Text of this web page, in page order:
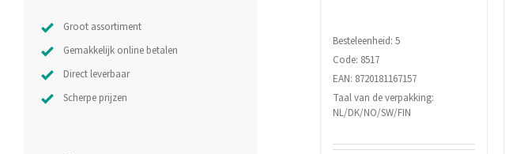
Besteleenheid: 5
Code: 8517
EAN: 8720181167157
Taal van de verpakking:
NL/DK/NO/SW/FIN
Groot assortiment
Gemakkelijk online betalen
Direct leverbaar
Scherpe prijzen